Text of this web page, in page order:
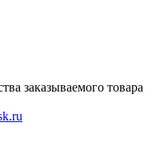
заказываемого товара